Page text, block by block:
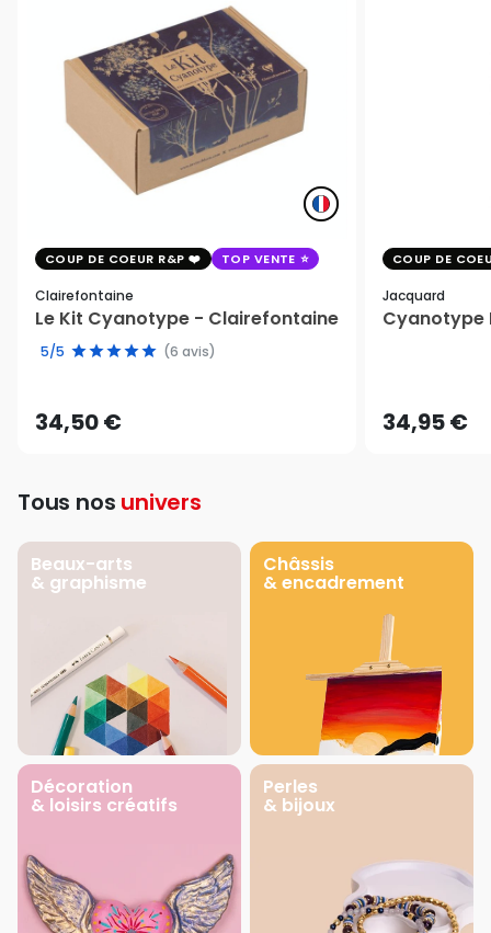
COUP DE COEUR R&P TOP VENTE
Clairefontaine
Le Kit Cyanotype - Clairefontaine
5/5 (6 avis)
34,50 €
COUP DE
Jacquard
Cyanotype
34,95 €
Tous nos univers
Beaux-arts
& graphisme
Châssis
& encadrement
Décoration
& loisirs créatifs
Perles
& bijoux